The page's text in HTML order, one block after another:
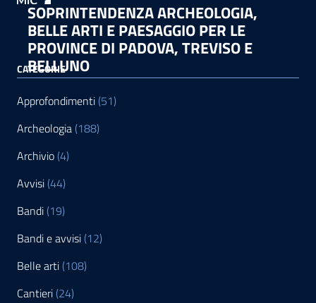
SOPRINTENDENZA ARCHEOLOGIA,
BELLE ARTI E PAESAGGIO PER LE
PROVINCE DI PADOVA, TREVISO E
BELLUNO
CATEGORIE
Approfondimenti (51)
Archeologia (188)
Archivio (4)
Avvisi (44)
Bandi (19)
Bandi e avvisi (12)
Belle arti (108)
Cantieri (24)